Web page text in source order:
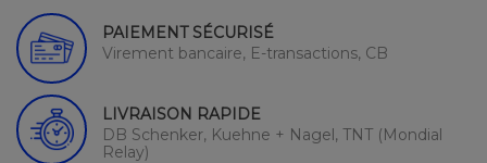
PAIEMENT SÉCURISÉ
Virement bancaire, E-transactions, CB
LIVRAISON RAPIDE
DB Schenker, Kuehne + Nagel, TNT (Mondial
Relay)